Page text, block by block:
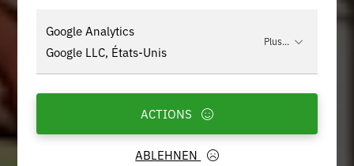
Google Analytics
Google LLC, États-Unis
Plus...
ABLEHNEN
ACTIONS